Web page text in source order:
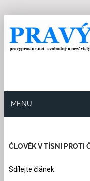
MENU
ČLOVĚK V TÍSNI PROTI
Sdílejte článek: